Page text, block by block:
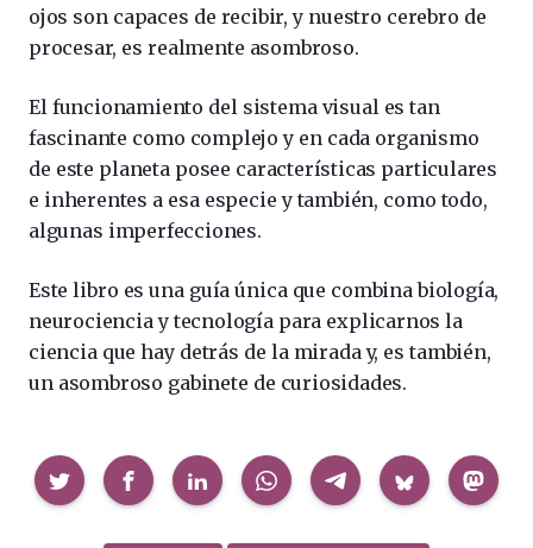
ojos son capaces de recibir, y nuestro cerebro de
procesar, es realmente asombroso.
El funcionamiento del sistema visual es tan
fascinante como complejo y en cada organismo
de este planeta posee características particulares
e inherentes a esa especie y también, como todo,
algunas imperfecciones.
Este libro es una guía única que combina biología,
neurociencia y tecnología para explicarnos la
ciencia que hay detrás de la mirada y, es también,
un asombroso gabinete de curiosidades.
Compartir